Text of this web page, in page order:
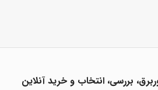
بررسی، انتخاب و خرید آنلاین